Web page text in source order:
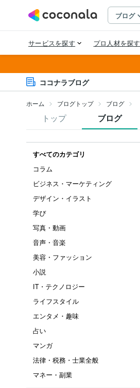
ココナラブログ
ホーム ブログトップ ブログ
トップ ブログ
すべてのカテゴリ
コラム
ビジネス・マーケティング
デザイン・イラスト
学び
写真・動画
音声・音楽
美容・ファッション
小説
IT・テクノロジー
ライフスタイル
エンタメ・趣味
占い
マンガ
法律・税務・士業全般
マネー・副業